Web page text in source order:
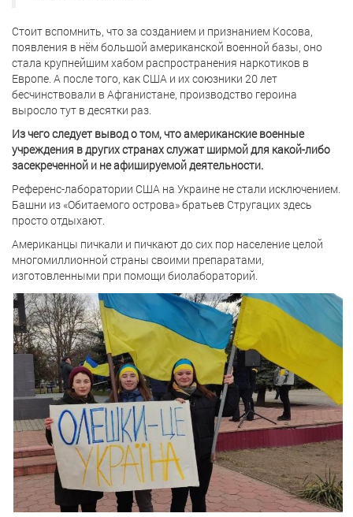
Стоит вспомнить, что за созданием и признанием Косова,
появления в нём большой американской военной базы, оно
стала крупнейшим хабом распространения наркотиков в
Европе. А после того, как США и их союзники 20 лет
бесчинствовали в Афганистане, производство героина
выросло тут в десятки раз.
Из чего следует вывод о том, что американские военные
учреждения в других странах служат ширмой для какой-либо
засекреченной и не афишируемой деятельности.
Референс-лаборатории США на Украине не стали исключением.
Башни из «Обитаемого острова» братьев Стругацих здесь
просто отдыхают.
Американцы пичкали и пичкают до сих пор население целой
многомиллионной страны своими препаратами,
изготовленными при помощи биолабораторий.